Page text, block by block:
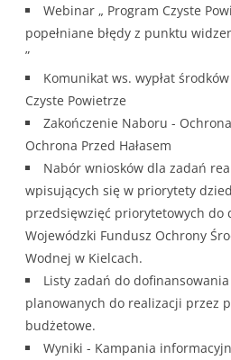
Webinar „ Program Czyste
popełniane błędy z punktu
”
Komunikat ws. wypłat
Czyste Powietrze
Zakończenie Naboru -
Ochrona Przed Hałasem
Nabór wniosków dla zadań
wpisujących się w priorytety
przedsięwzięć priorytetowych do
Wojewódzki Fundusz Ochrony
Wodnej w Kielcach.
Listy zadań do
planowanych do realizacji przez
budżetowe.
Wyniki - Kampania